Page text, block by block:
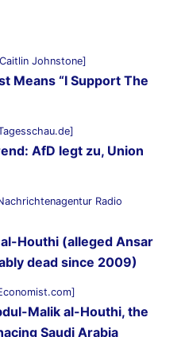
Johnstone]
Means “I Support The
AfD legt zu, Union
Radio
Houthi (alleged Ansar
dead since 2009)
Malik al-Houthi, the
Saudi Arabia